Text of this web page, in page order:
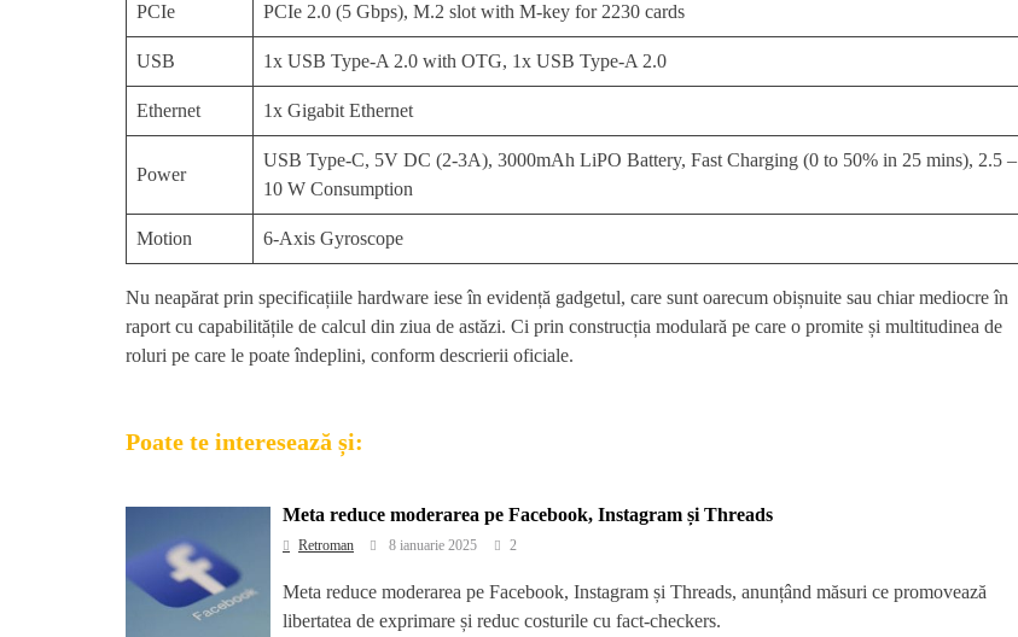
PCIe PCIe 2.0 (5 Gbps), M.2 slot with M-key for 2230 cards
USB 1x USB Type-A 2.0 with OTG, 1x USB Type-A 2.0
Ethernet 1x Gigabit Ethernet
Power
USB Type-C, 5V DC (2-3A), 3000mAh LiPO Battery, Fast Charging (0 to 50% in 25 mins), 2.5 –
10 W Consumption
Motion 6-Axis Gyroscope
Nu neapărat prin specificațiile hardware iese în evidență gadgetul, care sunt oarecum obișnuite sau chiar mediocre în
raport cu capabilitățile de calcul din ziua de astăzi. Ci prin construcția modulară pe care o promite și multitudinea de
roluri pe care le poate îndeplini, conform descrierii oficiale.
Poate te interesează și:
Meta reduce moderarea pe Facebook, Instagram și Threads
Retroman 8 ianuarie 2025 2
Meta reduce moderarea pe Facebook, Instagram și Threads, anunțând măsuri ce promovează
libertatea de exprimare și reduc costurile cu fact-checkers.